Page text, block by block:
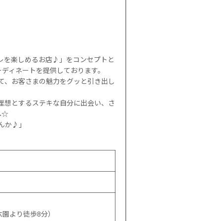
を楽しめるお店♪」をコンセプトと
ィネートを提供しております。
お客さまの魅力をグッと引き出し
想とするステキな自分に出会い、さ
☆
か♪」
より徒歩8分）